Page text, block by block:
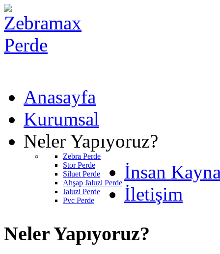
Anasayfa
Kurumsal
Neler Yapıyoruz?
Zebra Perde
Stor Perde
Siluet Perde
Ahşap Jaluzi Perde
Jaluzi Perde
Pvc Perde
İnsan
İletişim
Neler Yapıyoruz?